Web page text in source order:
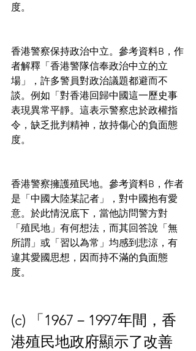
度。
香港警察保持政治中立。參考資料B，作
者解釋「香港警隊信奉政治中立的立
場」，許多警員對政治議題都避而不
談。例如「對香港回歸中國這一歷史事
表現異常平靜。這表示警察忠於政權指
令，缺乏批判精神，故持傷心的負面態
度。
香港警察擁護殖民地。參考資料B，作者
是「中國大陸某記者」，對中國抱有愛
意。於此情況底下，當他訪問警方對
「殖民地」有何想法，而其回答說「無
所謂」或「習以為常」均感到悲涼，有
違其愛國思想，因而持不滿的負面態
度。
(c) 「1967－1997年間，香
港殖民地政府顯示了改善